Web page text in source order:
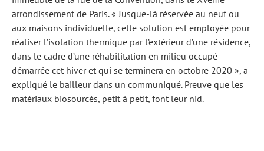
arrondissement de Paris. « Jusque-là réservée au neuf ou
aux maisons individuelle, cette solution est employée pour
réaliser l’isolation thermique par l’extérieur d’une résidence,
dans le cadre d’une réhabilitation en milieu occupé
démarrée cet hiver et qui se terminera en octobre 2020 », a
expliqué le bailleur dans un communiqué. Preuve que les
matériaux biosourcés, petit à petit, font leur nid.